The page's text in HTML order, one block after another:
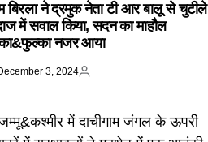
बिरला ने द्रमुक नेता टी आर बालू से चुटीले
में सवाल किया, सदन का माहौल
नजर आया
3, 2024
Posted